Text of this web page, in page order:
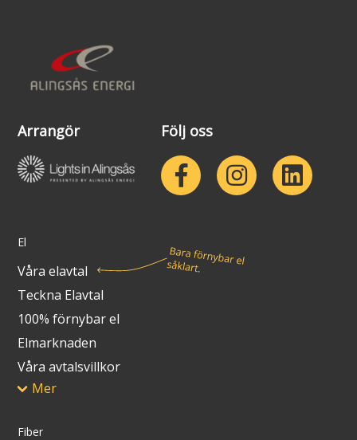
Arrangör Följ oss
El
Våra elavtal
Teckna Elavtal
100% förnybar el
Elmarknaden
Våra avtalsvillkor
Mer
Fiber